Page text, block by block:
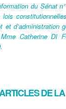
du Sénat
et d’administration
Catherine DI
DE